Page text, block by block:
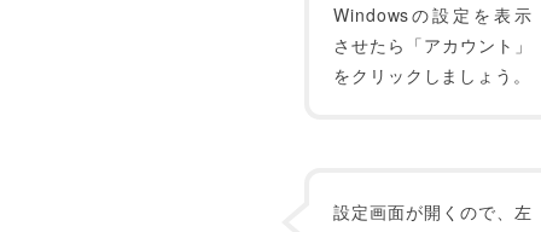
Windowsの設定を表示
させたら「アカウント」
をクリックしましょう。
設定画面が開くので、左